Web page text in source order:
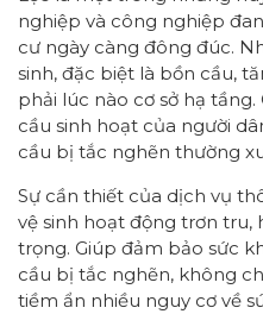
nghiệp và công nghiệp
cư ngày càng đông đúc.
sinh, đặc biệt là bồn cầu,
phải lúc nào cơ sở hạ
cầu sinh hoạt của người
cầu bị tắc nghẽn thường
Sự cần thiết của dịch vụ
vệ sinh hoạt động trơn tru,
trọng. Giúp đảm bảo sức
cầu bị tắc nghẽn, không
tiềm ẩn nhiều nguy cơ về